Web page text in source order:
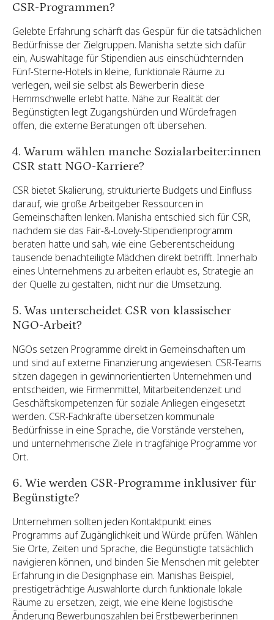
CSR-Programmen?
Gelebte Erfahrung schärft das Gespür für die tatsächlichen
Bedürfnisse der Zielgruppen. Manisha setzte sich dafür
ein, Auswahltage für Stipendien aus einschüchternden
Fünf-Sterne-Hotels in kleine, funktionale Räume zu
verlegen, weil sie selbst als Bewerberin diese
Hemmschwelle erlebt hatte. Nähe zur Realität der
Begünstigten legt Zugangshürden und Würdefragen
offen, die externe Beratungen oft übersehen.
4. Warum wählen manche Sozialarbeiter:innen
CSR statt NGO-Karriere?
CSR bietet Skalierung, strukturierte Budgets und Einfluss
darauf, wie große Arbeitgeber Ressourcen in
Gemeinschaften lenken. Manisha entschied sich für CSR,
nachdem sie das Fair-&-Lovely-Stipendienprogramm
beraten hatte und sah, wie eine Geberentscheidung
tausende benachteiligte Mädchen direkt betrifft. Innerhalb
eines Unternehmens zu arbeiten erlaubt es, Strategie an
der Quelle zu gestalten, nicht nur die Umsetzung.
5. Was unterscheidet CSR von klassischer
NGO-Arbeit?
NGOs setzen Programme direkt in Gemeinschaften um
und sind auf externe Finanzierung angewiesen. CSR-Teams
sitzen dagegen in gewinnorientierten Unternehmen und
entscheiden, wie Firmenmittel, Mitarbeitendenzeit und
Geschäftskompetenzen für soziale Anliegen eingesetzt
werden. CSR-Fachkräfte übersetzen kommunale
Bedürfnisse in eine Sprache, die Vorstände verstehen,
und unternehmerische Ziele in tragfähige Programme vor
Ort.
6. Wie werden CSR-Programme inklusiver für
Begünstigte?
Unternehmen sollten jeden Kontaktpunkt eines
Programms auf Zugänglichkeit und Würde prüfen. Wählen
Sie Orte, Zeiten und Sprache, die Begünstigte tatsächlich
navigieren können, und binden Sie Menschen mit gelebter
Erfahrung in die Designphase ein. Manishas Beispiel,
prestigeträchtige Auswahlorte durch funktionale lokale
Räume zu ersetzen, zeigt, wie eine kleine logistische
Änderung Bewerbungszahlen bei Erstbewerberinnen